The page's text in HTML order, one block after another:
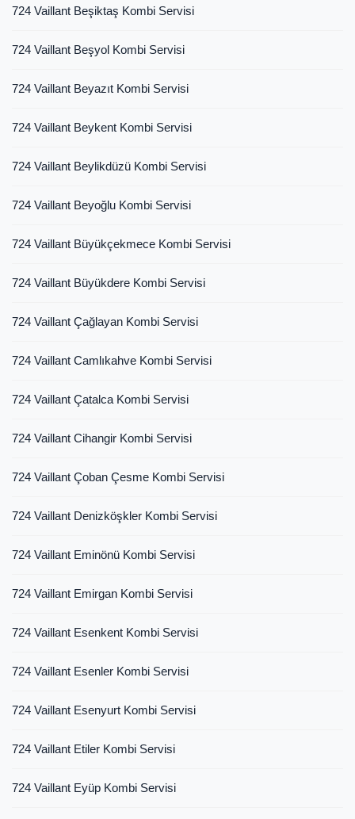
724 Vaillant Beşiktaş Kombi Servisi
724 Vaillant Beşyol Kombi Servisi
724 Vaillant Beyazıt Kombi Servisi
724 Vaillant Beykent Kombi Servisi
724 Vaillant Beylikdüzü Kombi Servisi
724 Vaillant Beyoğlu Kombi Servisi
724 Vaillant Büyükçekmece Kombi Servisi
724 Vaillant Büyükdere Kombi Servisi
724 Vaillant Çağlayan Kombi Servisi
724 Vaillant Camlıkahve Kombi Servisi
724 Vaillant Çatalca Kombi Servisi
724 Vaillant Cihangir Kombi Servisi
724 Vaillant Çoban Çesme Kombi Servisi
724 Vaillant Denizköşkler Kombi Servisi
724 Vaillant Eminönü Kombi Servisi
724 Vaillant Emirgan Kombi Servisi
724 Vaillant Esenkent Kombi Servisi
724 Vaillant Esenler Kombi Servisi
724 Vaillant Esenyurt Kombi Servisi
724 Vaillant Etiler Kombi Servisi
724 Vaillant Eyüp Kombi Servisi